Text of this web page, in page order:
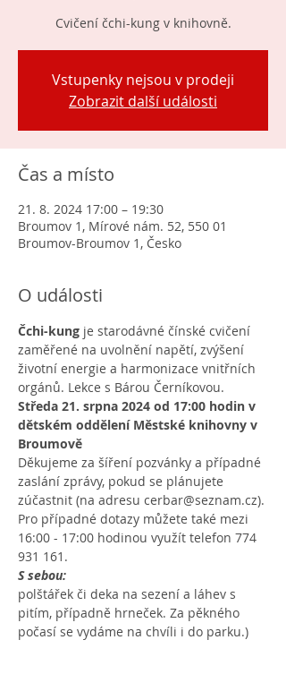
Cvičení čchi-kung v knihovně.
Vstupenky nejsou v prodeji
Zobrazit další události
Čas a místo
21. 8. 2024 17:00 – 19:30
Broumov 1, Mírové nám. 52, 550 01
Broumov-Broumov 1, Česko
O události
Čchi-kung je starodávné čínské cvičení
zaměřené na uvolnění napětí, zvýšení
životní energie a harmonizace vnitřních
orgánů. Lekce s Bárou Černíkovou.
Středa 21. srpna 2024 od 17:00 hodin v
dětském oddělení Městské knihovny v
Broumově
Děkujeme za šíření pozvánky a případné
zaslání zprávy, pokud se plánujete
zúčastnit (na adresu cerbar@seznam.cz).
Pro případné dotazy můžete také mezi
16:00 - 17:00 hodinou využít telefon 774
931 161.
S sebou:
polštářek či deka na sezení a láhev s
pitím, případně hrneček. Za pěkného
počasí se vydáme na chvíli i do parku.)